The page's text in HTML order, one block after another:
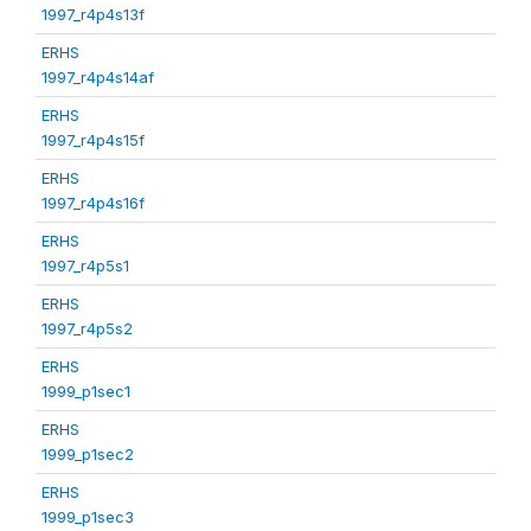
1997_r4p4s13f
ERHS
1997_r4p4s14af
ERHS
1997_r4p4s15f
ERHS
1997_r4p4s16f
ERHS
1997_r4p5s1
ERHS
1997_r4p5s2
ERHS
1999_p1sec1
ERHS
1999_p1sec2
ERHS
1999_p1sec3